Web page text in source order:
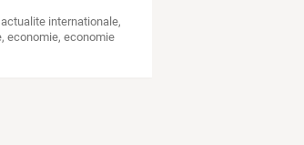
actualite internationale,
,economie,economie